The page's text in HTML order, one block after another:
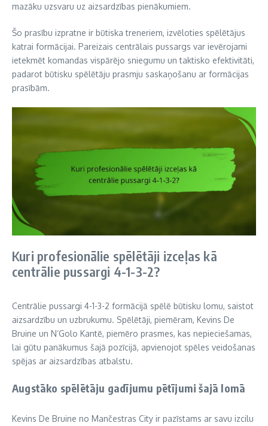
mazāku uzsvaru uz aizsardzības pienākumiem.
Šo prasību izpratne ir būtiska treneriem, izvēloties spēlētājus
katrai formācijai. Pareizais centrālais pussargs var ievērojami
ietekmēt komandas vispārējo sniegumu un taktisko efektivitāti,
padarot būtisku spēlētāju prasmju saskaņošanu ar formācijas
prasībām.
Kuri profesionālie spēlētāji izceļas kā
centrālie pussargi 4-1-3-2?
Centrālie pussargi 4-1-3-2 formācijā spēlē būtisku lomu, saistot
aizsardzību un uzbrukumu. Spēlētāji, piemēram, Kevins De
Bruine un N’Golo Kantē, piemēro prasmes, kas nepieciešamas,
lai gūtu panākumus šajā pozīcijā, apvienojot spēles veidošanas
spējas ar aizsardzības atbalstu.
Augstāko spēlētāju gadījumu pētījumi šajā lomā
Kevins De Bruine no Mančestras City ir pazīstams ar savu izcilu